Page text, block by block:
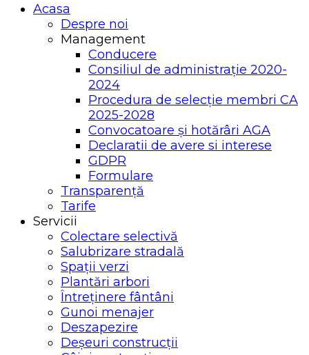
Acasa
Despre noi
Management
Conducere
Consiliul de administrație 2020-
2024
Procedura de selecție membri CA
2025-2028
Convocatoare și hotărâri AGA
Declaratii de avere si interese
GDPR
Formulare
Transparență
Tarife
Servicii
Colectare selectivă
Salubrizare stradală
Spații verzi
Plantări arbori
Întreținere fântâni
Gunoi menajer
Deszapezire
Deșeuri construcții